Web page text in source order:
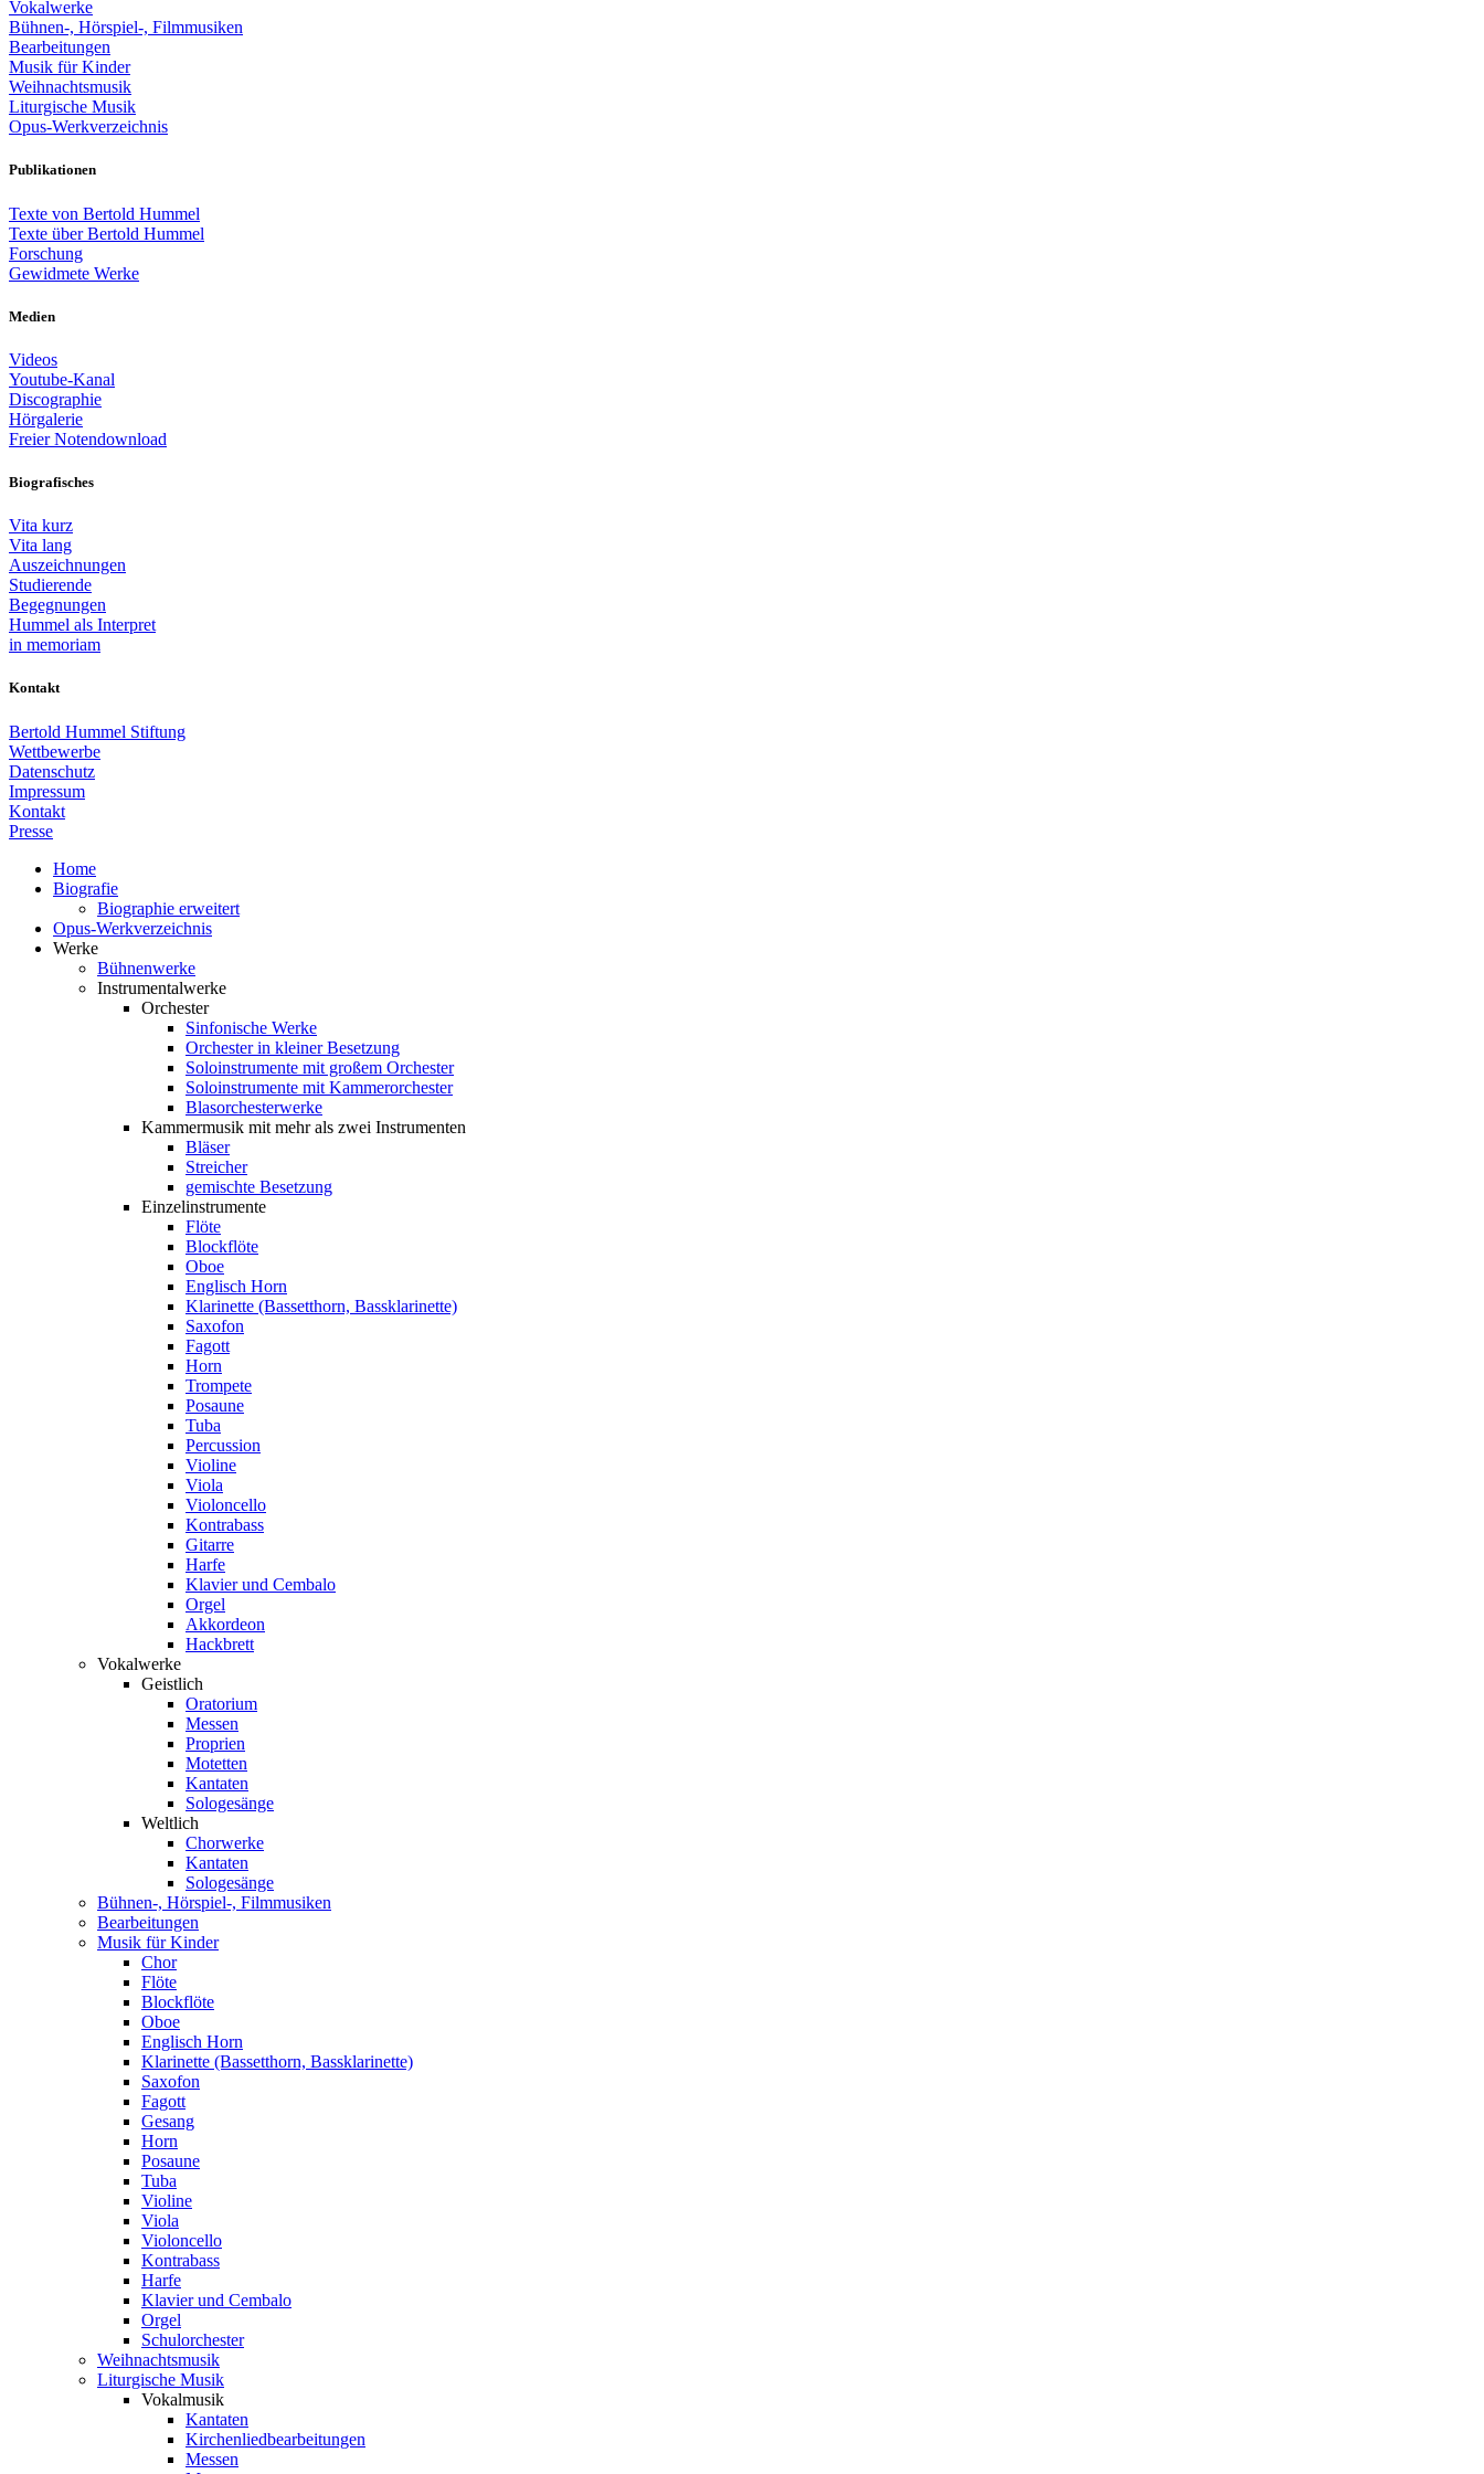
Vokalwerke
Bühnen-, Hörspiel-, Filmmusiken
Bearbeitungen
Musik für Kinder
Weihnachtsmusik
Liturgische Musik
Opus-Werkverzeichnis
Publikationen
Texte von Bertold Hummel
Texte über Bertold Hummel
Forschung
Gewidmete Werke
Medien
Videos
Youtube-Kanal
Discographie
Hörgalerie
Freier Notendownload
Biografisches
Vita kurz
Vita lang
Auszeichnungen
Studierende
Begegnungen
Hummel als Interpret
in memoriam
Kontakt
Bertold Hummel Stiftung
Wettbewerbe
Datenschutz
Impressum
Kontakt
Presse
Home
Biografie
Biographie erweitert
Opus-Werkverzeichnis
Werke
Bühnenwerke
Instrumentalwerke
Orchester
Sinfonische Werke
Orchester in kleiner Besetzung
Soloinstrumente mit großem Orchester
Soloinstrumente mit Kammerorchester
Blasorchesterwerke
Kammermusik mit mehr als zwei Instrumenten
Bläser
Streicher
gemischte Besetzung
Einzelinstrumente
Flöte
Blockflöte
Oboe
Englisch Horn
Klarinette (Bassetthorn, Bassklarinette)
Saxofon
Fagott
Horn
Trompete
Posaune
Tuba
Percussion
Violine
Viola
Violoncello
Kontrabass
Gitarre
Harfe
Klavier und Cembalo
Orgel
Akkordeon
Hackbrett
Vokalwerke
Geistlich
Oratorium
Messen
Proprien
Motetten
Kantaten
Sologesänge
Weltlich
Chorwerke
Kantaten
Sologesänge
Bühnen-, Hörspiel-, Filmmusiken
Bearbeitungen
Musik für Kinder
Chor
Flöte
Blockflöte
Oboe
Englisch Horn
Klarinette (Bassetthorn, Bassklarinette)
Saxofon
Fagott
Gesang
Horn
Posaune
Tuba
Violine
Viola
Violoncello
Kontrabass
Harfe
Klavier und Cembalo
Orgel
Schulorchester
Weihnachtsmusik
Liturgische Musik
Vokalmusik
Kantaten
Kirchenliedbearbeitungen
Messen